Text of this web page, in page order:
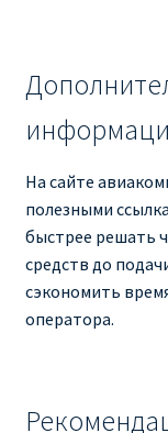
На сайте
полезными
быстрее решать
средств до
сэкономить
оператора.